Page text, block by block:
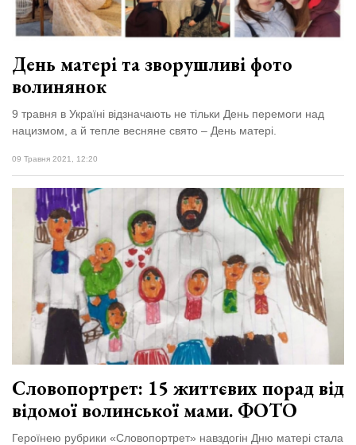
День матері та зворушливі фото
волинянок
9 травня в Україні відзначають не тільки День перемоги над
нацизмом, а й тепле весняне свято – День матері.
09 Травня 2021, 12:20
Словопортрет: 15 життєвих порад від
відомої волинської мами. ФОТО
Героїнею рубрики «Словопортрет» навздогін Дню матері стала